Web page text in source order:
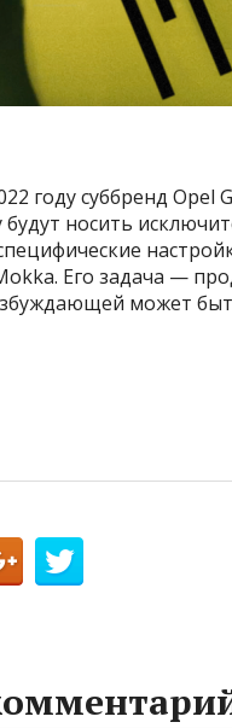
году суббренд Opel
будут носить
Его задача —
может